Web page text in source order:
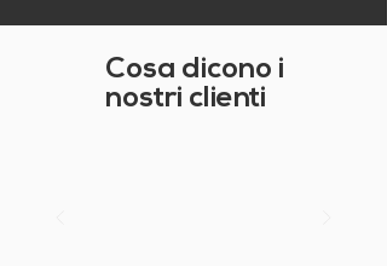
Cosa dicono i
nostri clienti